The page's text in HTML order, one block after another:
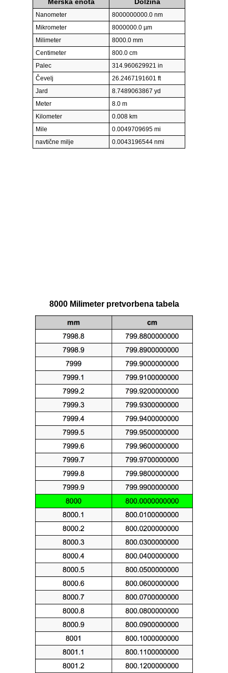
Merska enota Dolžina
Nanometer
8000000000.0 nm
Mikrometer
8000000.0 µm
Milimeter
8000.0 mm
Centimeter
800.0 cm
Palec
314.960629921 in
Čevelj
26.2467191601 ft
Jard
8.7489063867 yd
Meter
8.0 m
Kilometer
0.008 km
Mile
0.0049709695 mi
navtične milje
0.0043196544 nmi
8000 Milimeter pretvorbena tabela